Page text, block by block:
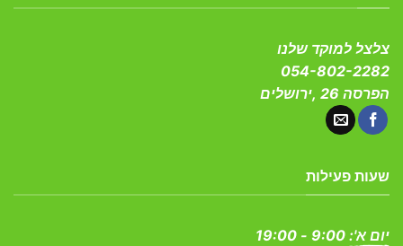
צלצל למוקד שלנו
054-802-2282
הפרסה 26 ,ירושלים
שעות פעילות
יום א':